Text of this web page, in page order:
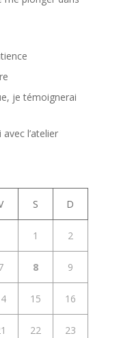
je témoignerai
l’atelier
S D
1 2
8 9
15 16
22 23